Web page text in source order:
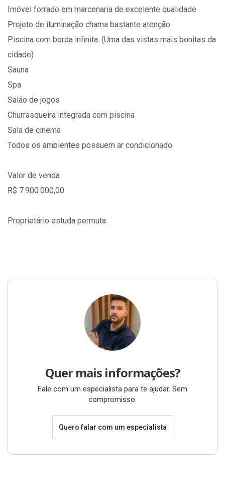
Imóvel forrado em marcenaria de excelente qualidade
Projeto de iluminação chama bastante atenção
Piscina com borda infinita. (Uma das vistas mais bonitas da
cidade)
Sauna
Spa
Salão de jogos
Churrasqueira integrada com piscina
Sala de cinema
Todos os ambientes possuem ar condicionado
Valor de venda
R$ 7.900.000,00
Proprietário estuda permuta
Quer mais informações?
Fale com um especialista para te ajudar. Sem
compromisso.
Quero falar com um especialista